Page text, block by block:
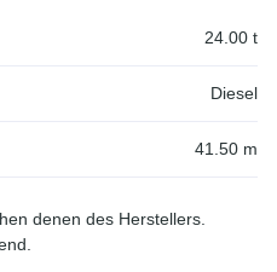
24.00 t
Diesel
41.50 m
denen des Herstellers.